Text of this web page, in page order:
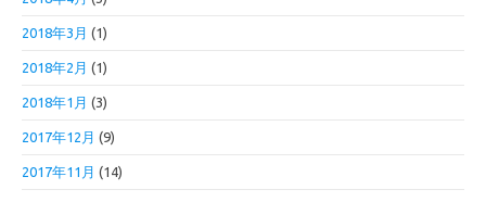
2018年3月 (1)
2018年2月 (1)
2018年1月 (3)
2017年12月 (9)
2017年11月 (14)